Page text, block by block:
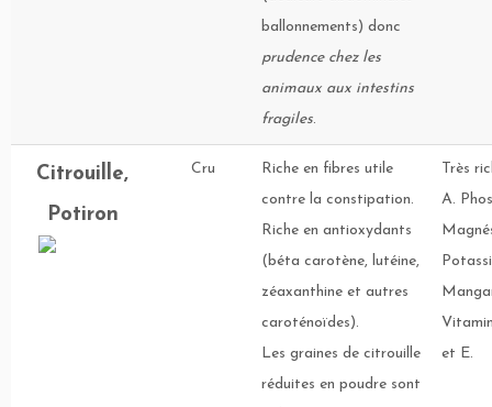
ballonnements) donc
prudence chez les
animaux aux intestins
fragiles.
Citrouille,
Potiron
Cru
Riche en fibres utile
contre la constipation.
Riche en antioxydants
(béta carotène, lutéine,
zéaxanthine et autres
caroténoïdes).
Les graines de citrouille
réduites en poudre sont
Très
A.
et E.